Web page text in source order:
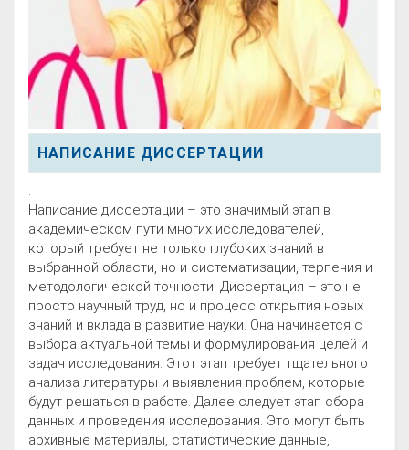
НАПИСАНИЕ ДИССЕРТАЦИИ
.
Написание диссертации – это значимый этап в
академическом пути многих исследователей,
который требует не только глубоких знаний в
выбранной области, но и систематизации, терпения и
методологической точности. Диссертация – это не
просто научный труд, но и процесс открытия новых
знаний и вклада в развитие науки. Она начинается с
выбора актуальной темы и формулирования целей и
задач исследования. Этот этап требует тщательного
анализа литературы и выявления проблем, которые
будут решаться в работе. Далее следует этап сбора
данных и проведения исследования. Это могут быть
архивные материалы, статистические данные,